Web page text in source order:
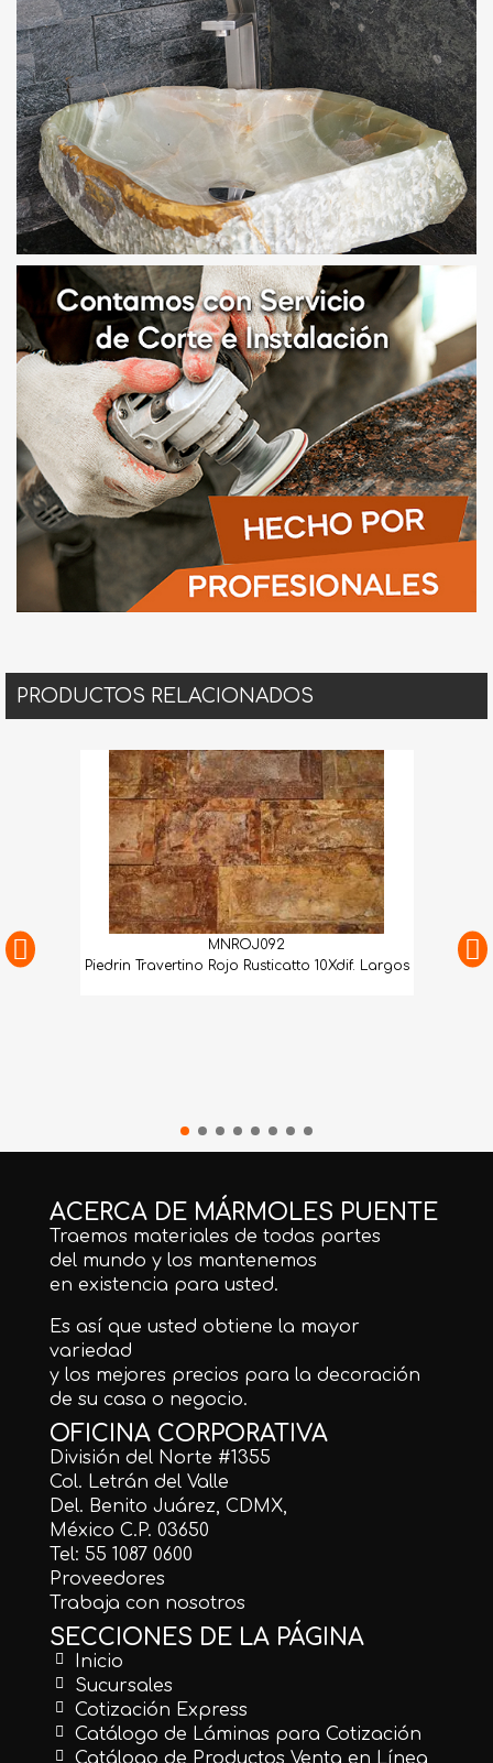
PRODUCTOS RELACIONADOS
MNROJ092
Piedrin Travertino Rojo Rusticatto 10Xdif. Largos
ACERCA DE MÁRMOLES PUENTE
Traemos materiales de todas partes
del mundo y los mantenemos
en existencia para usted.
Es así que usted obtiene la mayor
variedad
y los mejores precios para la decoración
de su casa o negocio.
OFICINA CORPORATIVA
División del Norte #1355
Col. Letrán del Valle
Del. Benito Juárez, CDMX,
México C.P. 03650
Tel: 55 1087 0600
Proveedores
Trabaja con nosotros
SECCIONES DE LA PÁGINA
Inicio
Sucursales
Cotización Express
Catálogo de Láminas para Cotización
Catálogo de Productos Venta en Línea